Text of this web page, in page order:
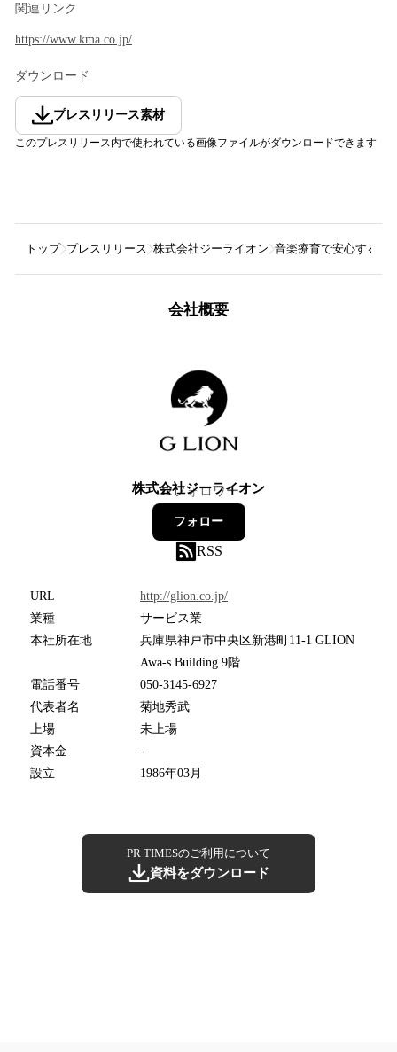
関連リンク
https://www.kma.co.jp/
ダウンロード
プレスリリース素材
このプレスリリース内で使われている画像ファイルがダウンロードできます
トップ プレスリリース 株式会社ジーライオン 音楽療育で安心する居
会社概要
株式会社ジーライオン
32フォロワー
フォロー
RSS
URL
http://glion.co.jp/
業種
サービス業
本社所在地
兵庫県神戸市中央区新港町11-1 GLION
Awa-s Building 9階
電話番号
050-3145-6927
代表者名
菊地秀武
上場
未上場
資本金
-
設立
1986年03月
PR TIMESのご利用について
資料をダウンロード